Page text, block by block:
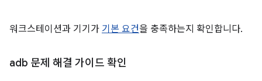
워크스테이션과 기기가 기본 요건을 충족하는지 확인합니다.
adb 문제 해결 가이드 확인